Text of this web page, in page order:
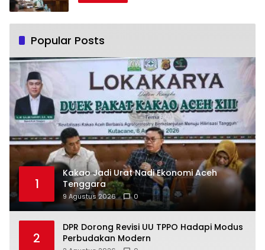
Popular Posts
1
Kakao Jadi Urat Nadi Ekonomi Aceh
Tenggara
9 Agustus 2026 0
2
DPR Dorong Revisi UU TPPO Hadapi Modus
Perbudakan Modern